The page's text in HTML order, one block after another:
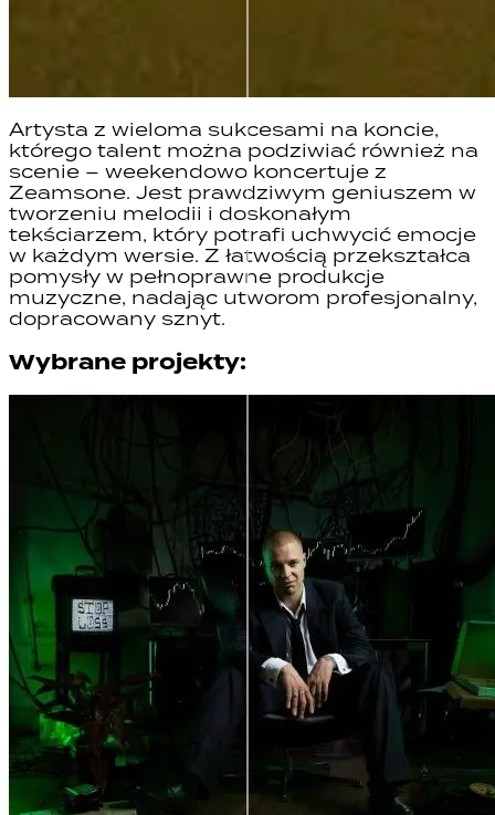
Artysta z wieloma sukcesami na koncie,
którego talent można podziwiać również na
scenie – weekendowo koncertuje z
Zeamsone. Jest prawdziwym geniuszem w
tworzeniu melodii i doskonałym
tekściarzem, który potrafi uchwycić emocje
w każdym wersie. Z łatwością przekształca
pomysły w pełnoprawne produkcje
muzyczne, nadając utworom profesjonalny,
dopracowany sznyt.
Wybrane projekty: